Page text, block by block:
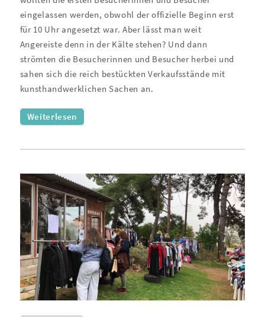
eingelassen werden, obwohl der offizielle Beginn erst
für 10 Uhr angesetzt war. Aber lässt man weit
Angereiste denn in der Kälte stehen? Und dann
strömten die Besucherinnen und Besucher herbei und
sahen sich die reich bestückten Verkaufsstände mit
kunsthandwerklichen Sachen an.
Weiterlesen